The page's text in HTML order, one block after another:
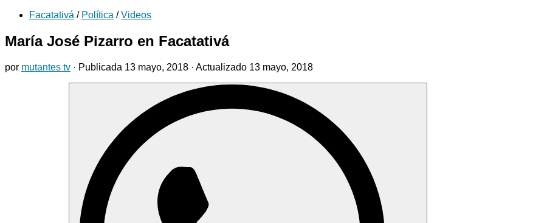
Facatativá / Política / Videos
María José Pizarro en Facatativá
por mutantes tv · Publicada 13 mayo, 2018 · Actualizado 13 mayo, 2018